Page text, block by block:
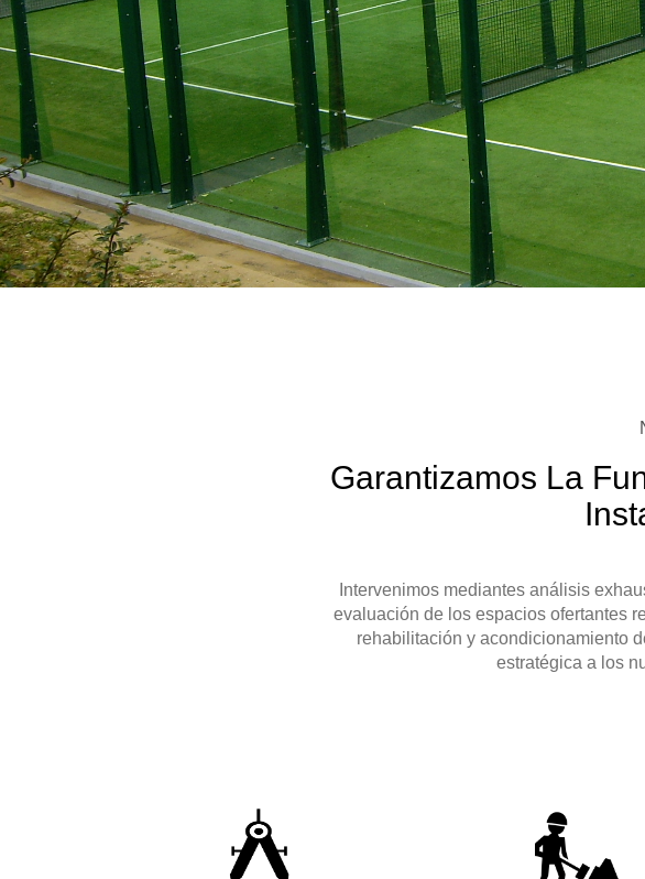
Garantizamos La
Intervenimos mediantes análisis
evaluación de los espacios ofertantes
rehabilitación y acondicionamiento
estratégica a los